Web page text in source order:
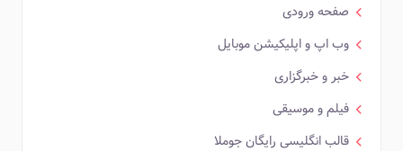
صفحه ورودی
وب اپ و اپلیکیشن موبایل
خبر و خبرگزاری
فیلم و موسیقی
قالب انگلیسی رایگان جوملا